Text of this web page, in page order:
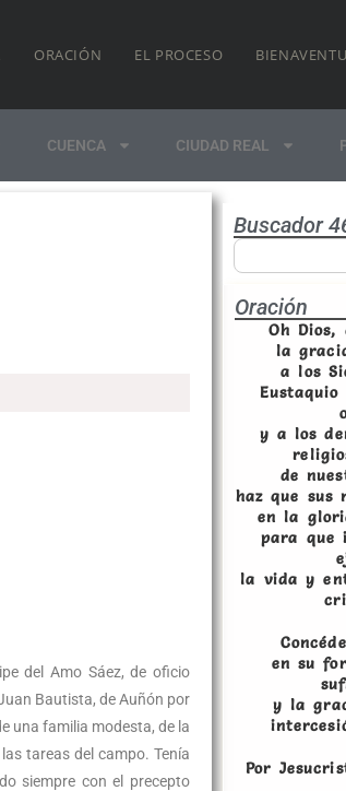
ORACIÓN EL PROCESO
CUENCA CIUDAD REAL
del Amo Sáez, de oficio
Bautista, de Auñón por
una familia modesta, de la
tareas del campo. Tenía
siempre con el precepto
Buscador
Oración
Oh Dios,
la
a los
y a los
de
haz que sus
en la
para que
la vida y
en su
y la
Por